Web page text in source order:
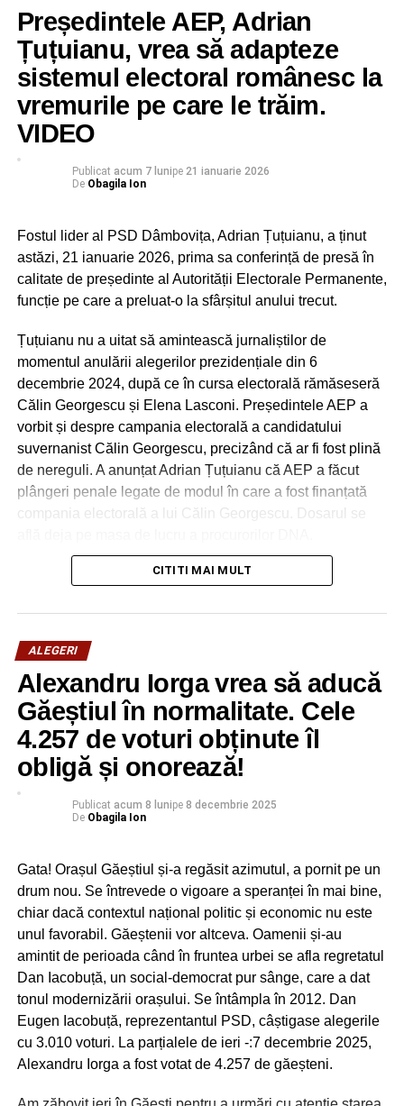
liberalii au ieşit învingători în 29 de unităţi administrativ-
teritoriale conduse de primari PSD.
FEATURED
PNL POLITIC PRIMAR PUCHENI
URMATOAREA
PNL Dâmboviţa a câştigat la prezidenţiale în 29 de
localităţi conduse de primari PSD!
PRO România, strategie pentru reconstrucţia
stângii politice româneşti
Președintele AEP, Adrian
Țuțuianu, vrea să adapteze
sistemul electoral românesc la
vremurile pe care le trăim.
VIDEO
Publicat acum 7 lunipe 21 ianuarie 2026
De Obagila Ion
Fostul lider al PSD Dâmbovița, Adrian Țuțuianu, a ținut
astăzi, 21 ianuarie 2026, prima sa conferință de presă în
calitate de președinte al Autorității Electorale Permanente,
funcție pe care a preluat-o la sfârșitul anului trecut.
Țuțuianu nu a uitat să amintească jurnaliștilor de
momentul anulării alegerilor prezidențiale din 6
decembrie 2024, după ce în cursa electorală rămăseseră
Călin Georgescu și Elena Lasconi. Președintele AEP a
vorbit și despre campania electorală a candidatului
suvernanist Călin Georgescu, precizând că ar fi fost plină
de nereguli. A anunțat Adrian Țuțuianu că AEP a făcut
plângeri penale legate de modul în care a fost finanțată
compania electorală a lui Călin Georgescu. Dosarul se
„Autoritatea Electorală Permanentă a comunicat unor
modul în care a fost finanțată campania electorală. Pe
de altă parte, cred că este un exemplu foarte bun legat
de capacitatea și instrumentele pe care le are AEP de
a identifica finanțările unor campanii electorale. Aici e
nevoie de îmbunătățirea cadrului normativ”, a precizat
președintele AEP.
A mai spus Țuțuianu că reprezentanții Autorității
Electorale Permanente nu sunt investigatori. Nu sunt ei în
măsură să stabilească de unde au venit resursele
doar semnalează problemele instituțiilor competente.
Dâmbovițeanul Adrian Țuțuianu are de gând să intervină
pentru a introduce noi reguli în ceea ce privește
publicitatea politică în zona de online. A precizat șeful
AEP că legislația actuală nu prea mai ține pasul cu
realitățile erei digitale. Normele electorale care se aplică
în România sunt total depășite.
CITITI MAI MULT
ALEGERI
Alexandru Iorga vrea să aducă
Găeștiul în normalitate. Cele
4.257 de voturi obținute îl
obligă și onorează!
Publicat acum 8 lunipe 8 decembrie 2025
De Obagila Ion
Gata! Orașul Găeștiul și-a regăsit azimutul, a pornit pe un
drum nou. Se întrevede o vigoare a speranței în mai bine,
chiar dacă contextul național politic și economic nu este
unul favorabil. Găeștenii vor altceva. Oamenii și-au
amintit de perioada când în fruntea urbei se afla regretatul
Dan Iacobuță, un social-democrat pur sânge, care a dat
tonul modernizării orașului. Se întâmpla în 2012. Dan
Eugen Iacobuță, reprezentantul PSD, câștigase alegerile
cu 3.010 voturi. La parțialele de ieri -:7 decembrie 2025,
Alexandru Iorga a fost votat de 4.257 de găeșteni.